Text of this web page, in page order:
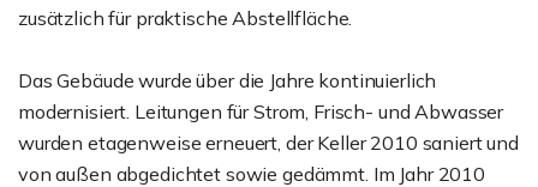
zusätzlich für praktische Abstellfläche.
Das Gebäude wurde über die Jahre kontinuierlich
modernisiert. Leitungen für Strom, Frisch- und Abwasser
wurden etagenweise erneuert, der Keller 2010 saniert und
von außen abgedichtet sowie gedämmt. Im Jahr 2010